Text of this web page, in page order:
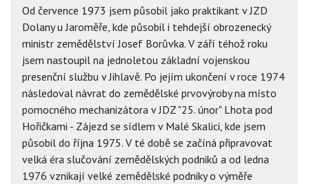
Od července 1973 jsem působil jako praktikant v JZD
Dolany u Jaroměře, kde působil i tehdejší obrozenecký
ministr zemědělství Josef Borůvka. V září téhož roku
jsem nastoupil na jednoletou základní vojenskou
presenční službu v Jihlavě. Po jejím ukončení v roce 1974
následoval návrat do zemědělské prvovýroby na místo
pomocného mechanizátora v JDZ "25. únor" Lhota pod
Hořičkami - Zájezd se sídlem v Malé Skalici, kde jsem
působil do října 1975. V té době se začíná připravovat
velká éra slučování zemědělských podniků a od ledna
1976 vznikají velké zemědělské podniky o výměře